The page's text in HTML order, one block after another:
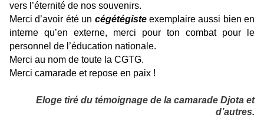
vers l’éternité de nos souvenirs.
Merci d’avoir été un cégétégiste exemplaire aussi bien en
interne qu’en externe, merci pour ton combat pour le
personnel de l’éducation nationale.
Merci au nom de toute la CGTG.
Merci camarade et repose en paix !
Eloge tiré du témoignage de la camarade Djota et
d’autres.